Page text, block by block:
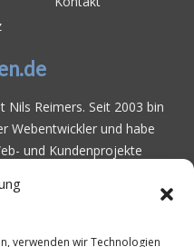
verwenden wir Technologien
Nils Reimers. Seit 2003 bin
Webentwickler und habe
und Kundenprojekte
Webhosting zu finden: Bei
man sich über
überlangsame